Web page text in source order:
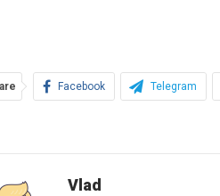
Facebook Telegram
Vlad